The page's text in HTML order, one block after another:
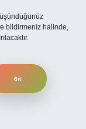
bildirmeniz halinde,